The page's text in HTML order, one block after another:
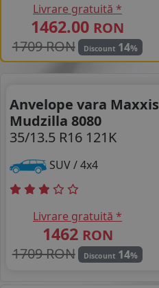
Livrare gratuită *
1462.00 RON
1709 RON
Discount 14%
Anvelope vara Maxxis
Mudzilla 8080
35/13.5 R16 121K
SUV / 4x4
Livrare gratuită *
1462 RON
1709 RON
Discount 14%